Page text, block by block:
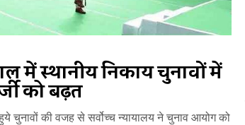
में स्थानीय निकाय चुनावों में
को बढ़त
चुनावों की वजह से सर्वोच्च न्यायालय ने चुनाव आयोग को